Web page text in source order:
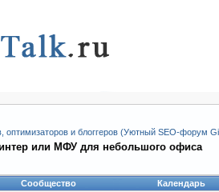
оптимизаторов и блоггеров (Уютный SEO-форум
или МФУ для небольшого офиса
Сообщество Календарь